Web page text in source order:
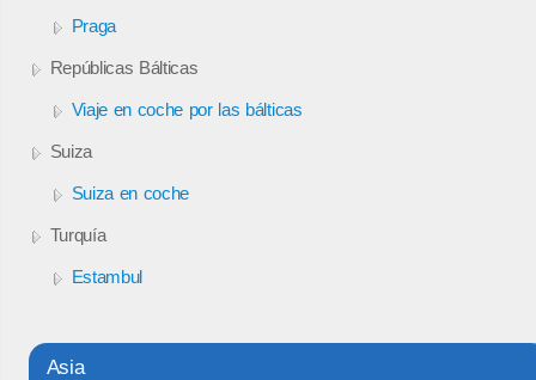
Praga
Repúblicas Bálticas
Viaje en coche por las bálticas
Suiza
Suiza en coche
Turquía
Estambul
Asia